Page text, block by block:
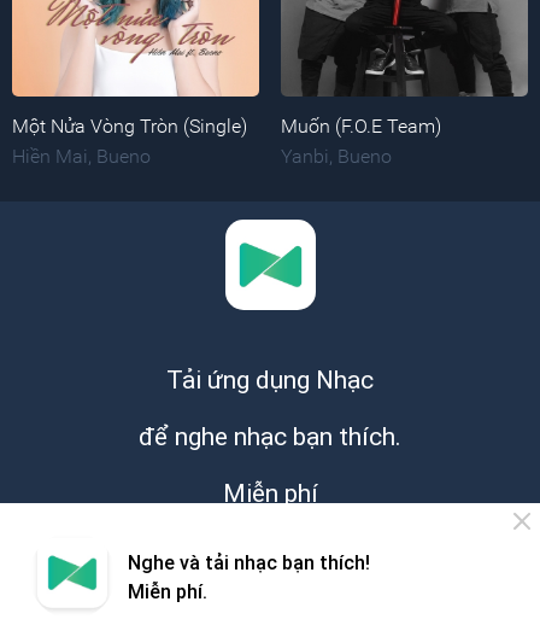
Một Nửa Vòng Tròn (Single)
Hiền Mai, Bueno
Muốn (F.O.E Team)
Yanbi, Bueno
Tải ứng dụng Nhạc
để nghe nhạc bạn thích.
Miễn phí
Nghe và tải nhạc bạn thích!
Miễn phí.